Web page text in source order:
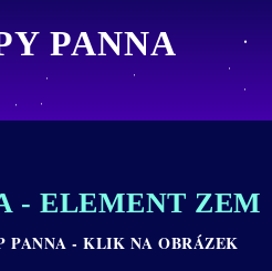
PANNA
- ELEMENT ZEM
PANNA - KLIK NA OBRÁZEK